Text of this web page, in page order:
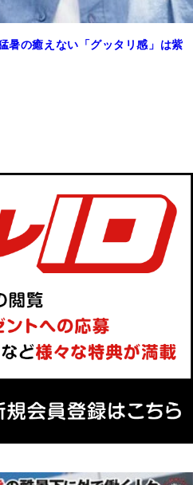
の癒えない「グッタリ感」は紫